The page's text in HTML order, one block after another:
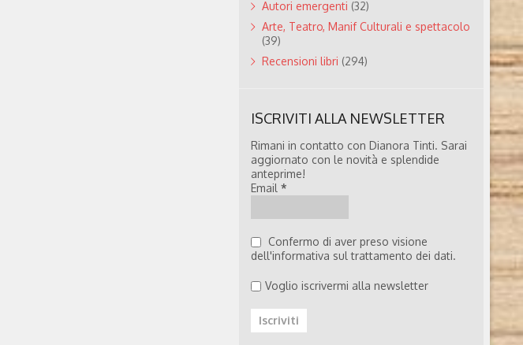
Autori emergenti (32)
Arte, Teatro, Manif Culturali e spettacolo
(39)
Recensioni libri (294)
ISCRIVITI ALLA NEWSLETTER
Rimani in contatto con Dianora Tinti. Sarai
aggiornato con le novità e splendide
anteprime!
Email *
Confermo di aver preso visione
dell'informativa sul trattamento dei dati.
Voglio iscrivermi alla newsletter